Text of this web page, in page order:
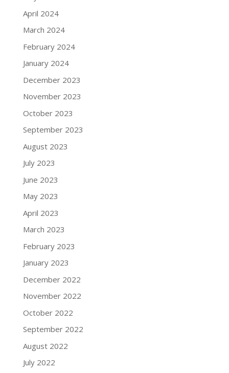
April 2024
March 2024
February 2024
January 2024
December 2023
November 2023
October 2023
September 2023
August 2023
July 2023
June 2023
May 2023
April 2023
March 2023
February 2023
January 2023
December 2022
November 2022
October 2022
September 2022
August 2022
July 2022